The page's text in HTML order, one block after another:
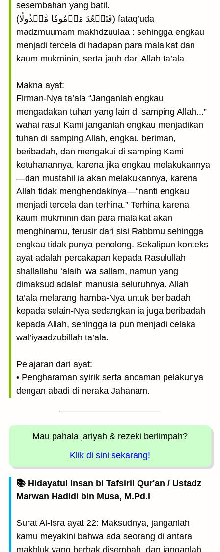
sesembahan yang batil.
(فَتَقۡعُدَ مَذۡمُومٗا مَّخۡذُولٗا) fataq’uda
madzmuumam makhdzuulaa : sehingga engkau
menjadi tercela di hadapan para malaikat dan
kaum mukminin, serta jauh dari Allah ta’ala.
Makna ayat:
Firman-Nya ta’ala “Janganlah engkau
mengadakan tuhan yang lain di samping Allah...”
wahai rasul Kami janganlah engkau menjadikan
tuhan di samping Allah, engkau beriman,
beribadah, dan mengakui di samping Kami
ketuhanannya, karena jika engkau melakukannya
—dan mustahil ia akan melakukannya, karena
Allah tidak menghendakinya—“nanti engkau
menjadi tercela dan terhina.” Terhina karena
kaum mukminin dan para malaikat akan
menghinamu, terusir dari sisi Rabbmu sehingga
engkau tidak punya penolong. Sekalipun konteks
ayat adalah percakapan kepada Rasulullah
shallallahu ‘alaihi wa sallam, namun yang
dimaksud adalah manusia seluruhnya. Allah
ta’ala melarang hamba-Nya untuk beribadah
kepada selain-Nya sedangkan ia juga beribadah
kepada Allah, sehingga ia pun menjadi celaka
wal’iyaadzubillah ta’ala.
Pelajaran dari ayat:
• Pengharaman syirik serta ancaman pelakunya
dengan abadi di neraka Jahanam.
Mau pahala jariyah & rezeki berlimpah?
Klik di sini sekarang!
📚 Hidayatul Insan bi Tafsiril Qur'an / Ustadz
Marwan Hadidi bin Musa, M.Pd.I
Surat Al-Isra ayat 22: Maksudnya, janganlah
kamu meyakini bahwa ada seorang di antara
makhluk yang berhak disembah, dan janganlah